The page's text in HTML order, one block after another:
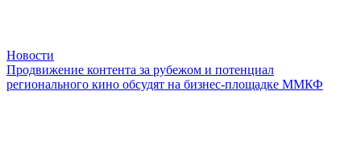
Новости
Продвижение контента за рубежом и потенциал
регионального кино обсудят на бизнес-площадке ММКФ